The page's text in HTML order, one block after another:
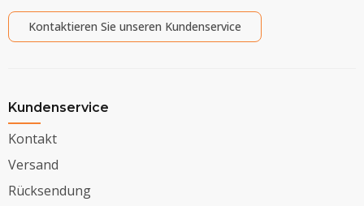
Kontaktieren Sie unseren Kundenservice
Kundenservice
Kontakt
Versand
Rücksendung